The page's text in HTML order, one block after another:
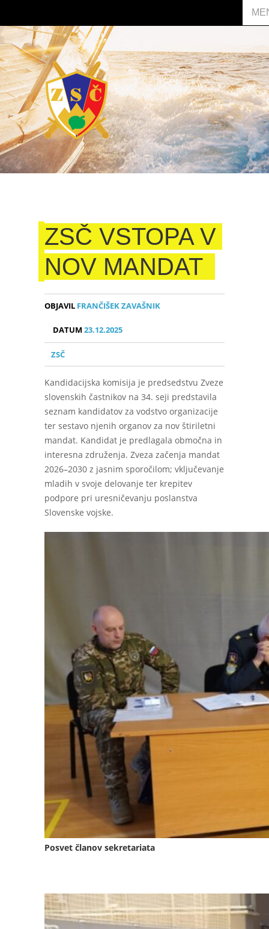
ZSČ VSTOPA V
NOV MANDAT
OBJAVIL FRANČIŠEK ZAVAŠNIK
DATUM23.12.2025
ZSČ
Kandidacijska komisija je predsedstvu Zveze
slovenskih častnikov na 34. seji predstavila
seznam kandidatov za vodstvo organizacije
ter sestavo njenih organov za nov štiriletni
mandat. Kandidat je predlagala območna in
interesna združenja. Zveza začenja mandat
2026–2030 z jasnim sporočilom; vključevanje
mladih v svoje delovanje ter krepitev
podpore pri uresničevanju poslanstva
Slovenske vojske.
Posvet članov sekretariata